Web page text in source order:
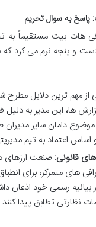
پاسخ به سوال تحریم
هات بیت مستقیماً به
و پنجه نرم می کرد که
از مهم ترین دلایل
ها، این مدیر به دلیل
موضوع دامان سایر
اساس اعتماد به تیم
قانونی: صنعت ارزهای
های متمرکز، برای
رسمی خود اذعان
نظارتی تطابق پیدا